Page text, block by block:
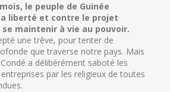
le peuple de Guinée
liberté et contre le projet
se maintenir à vie au pouvoir.
une trêve, pour tenter de
que traverse notre pays. Mais
a délibérément saboté les
par les religieux de toutes